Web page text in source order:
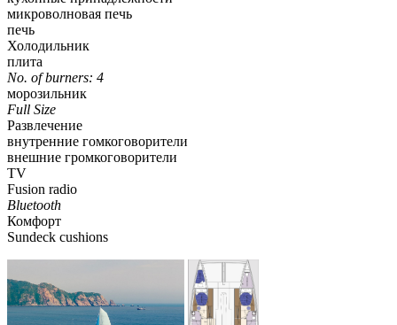
микроволновая печь
печь
Холодильник
плита
No. of burners: 4
морозильник
Full Size
Развлечение
внутренние гомкоговорители
внешние громкоговорители
TV
Fusion radio
Bluetooth
Комфорт
Sundeck cushions